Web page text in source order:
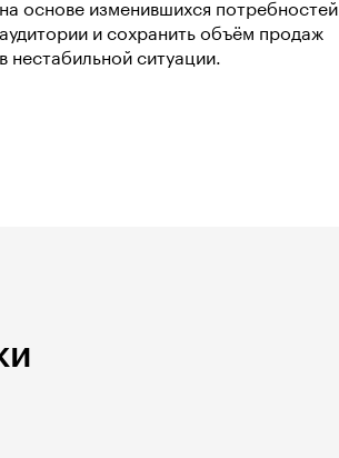
на основе изменившихся потребностей
аудитории и сохранить объём продаж
в нестабильной ситуации.